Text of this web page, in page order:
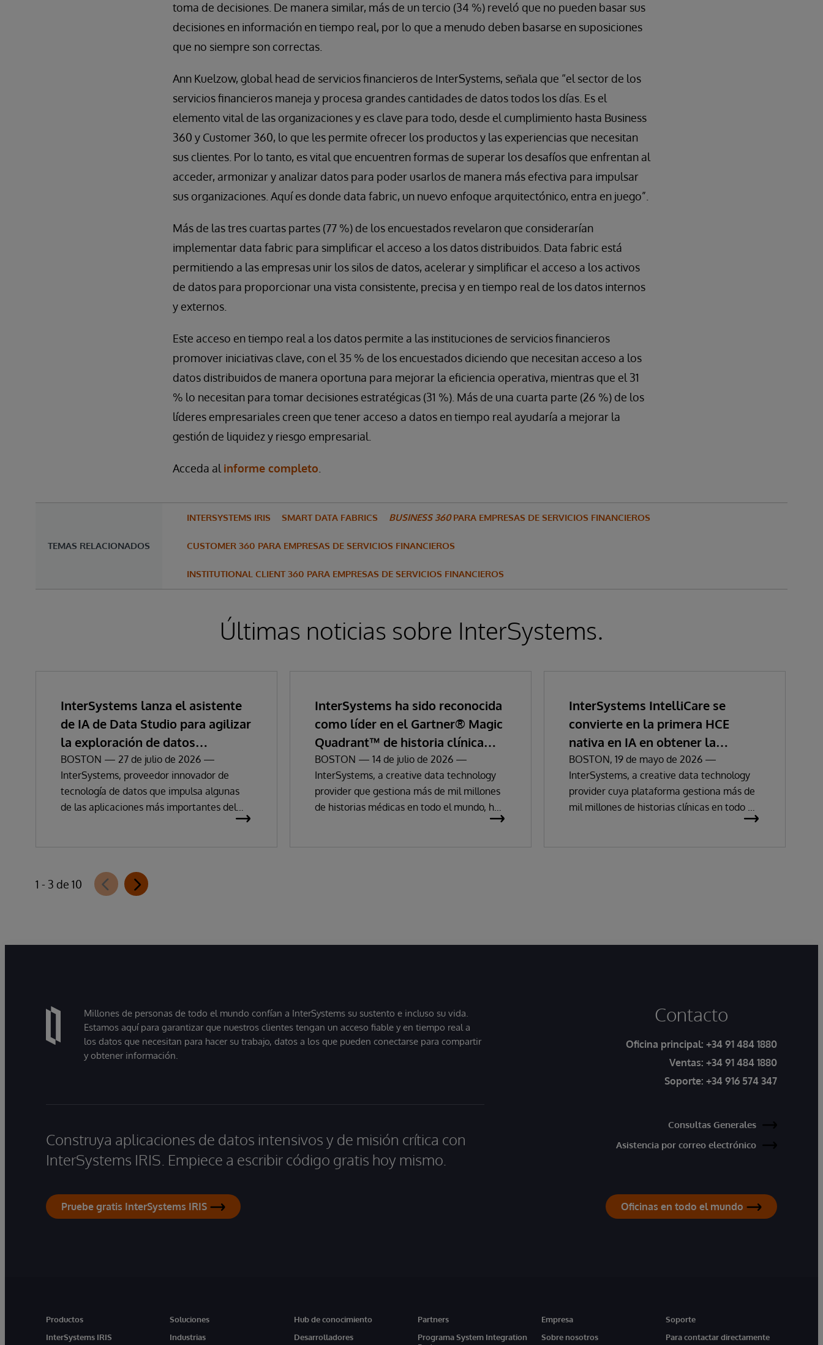
toma de decisiones. De manera similar, más de un tercio (34 %) reveló que no pueden basar sus
decisiones en información en tiempo real, por lo que a menudo deben basarse en suposiciones
que no siempre son correctas.
Ann Kuelzow, global head de servicios financieros de InterSystems, señala que “el sector de los
servicios financieros maneja y procesa grandes cantidades de datos todos los días. Es el
elemento vital de las organizaciones y es clave para todo, desde el cumplimiento hasta Business
360 y Customer 360, lo que les permite ofrecer los productos y las experiencias que necesitan
sus clientes. Por lo tanto, es vital que encuentren formas de superar los desafíos que enfrentan al
acceder, armonizar y analizar datos para poder usarlos de manera más efectiva para impulsar
sus organizaciones. Aquí es donde data fabric, un nuevo enfoque arquitectónico, entra en juego”.
Más de las tres cuartas partes (77 %) de los encuestados revelaron que considerarían
implementar data fabric para simplificar el acceso a los datos distribuidos. Data fabric está
permitiendo a las empresas unir los silos de datos, acelerar y simplificar el acceso a los activos
de datos para proporcionar una vista consistente, precisa y en tiempo real de los datos internos
y externos.
Este acceso en tiempo real a los datos permite a las instituciones de servicios financieros
promover iniciativas clave, con el 35 % de los encuestados diciendo que necesitan acceso a los
datos distribuidos de manera oportuna para mejorar la eficiencia operativa, mientras que el 31
% lo necesitan para tomar decisiones estratégicas (31 %). Más de una cuarta parte (26 %) de los
líderes empresariales creen que tener acceso a datos en tiempo real ayudaría a mejorar la
gestión de liquidez y riesgo empresarial.
Acceda al informe completo
TEMAS RELACIONADOS
INTERSYSTEMS IRIS SMART DATA FABRICS BUSINESS 360PARA EMPRESAS DE SERVICIOS FINANCIEROS
CUSTOMER 360 PARA EMPRESAS DE SERVICIOS FINANCIEROS
INSTITUTIONAL CLIENT 360 PARA EMPRESAS DE SERVICIOS FINANCIEROS
Últimas noticias sobre InterSystems.
InterSystems lanza el asistente
de IA de Data Studio para agilizar
la exploración de datos
empresariales y la obtención de
información
BOSTON — 27 de julio de 2026 —
InterSystems, proveedor innovador de
tecnología de datos que impulsa algunas
de las aplicaciones más importantes del
mundo, ha anunciado hoy la disponibilidad
Data Studio basada en IA generativa que
permite a las organizaciones comprender,
proporcionar a estos sistemas acceso a
información fiable, actualizada y preparada
para su uso empresarial.
InterSystems ha sido reconocida
como líder en el Gartner® Magic
Quadrant™ de historia clínica
electrónica empresarial
BOSTON — 14 de julio de 2026 —
InterSystems, a creative data technology
provider que gestiona más de mil millones
de historias médicas en todo el mundo, ha
InterSystems IntelliCare se
convierte en la primera HCE
nativa en IA en obtener la
certificación del Reglamento
Europeo de Dispositivos Médicos
BOSTON, 19 de mayo de 2026 —
InterSystems, a creative data technology
provider cuya plataforma gestiona más de
mil millones de historias clínicas en todo el
mundo, ha anunciado que sus soluciones de
1 - 3 de 10
Millones de personas de todo el mundo confían a InterSystems su sustento e incluso su vida.
Estamos aquí para garantizar que nuestros clientes tengan un acceso fiable y en tiempo real a
los datos que necesitan para hacer su trabajo, datos a los que pueden conectarse para compartir
y obtener información.
Construya aplicaciones de datos intensivos y de misión crítica con
InterSystems IRIS. Empiece a escribir código gratis hoy mismo.
Pruebe gratis InterSystems IRIS
Contacto
Oficina principal: +34 91 484 1880
Ventas: +34 91 484 1880
Soporte: +34 916 574 347
Consultas Generales
Asistencia por correo electrónico
Oficinas en todo el mundo
Productos
InterSystems IRIS
Soluciones
Industrias
Hub de conocimiento
Desarrolladores
Partners
Programa System Integration
Empresa
Sobre nosotros
Soporte
Para contactar directamente